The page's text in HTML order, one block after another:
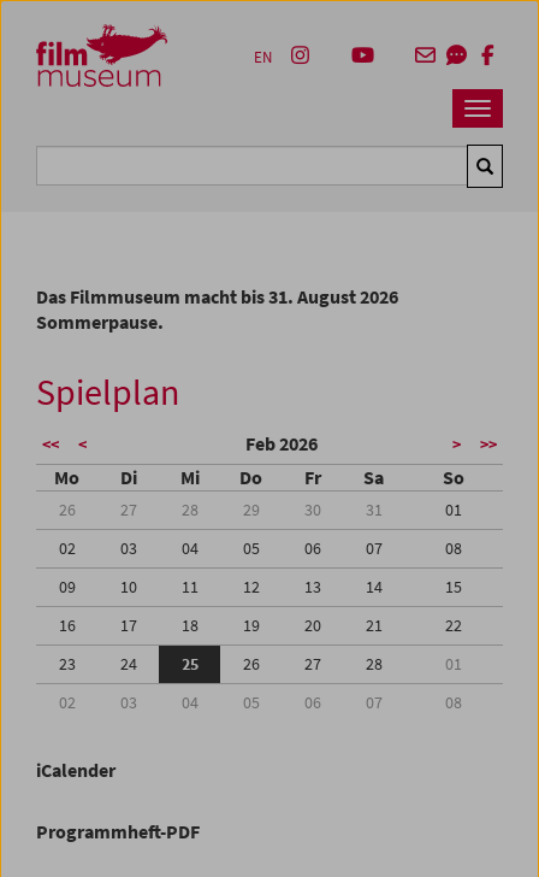
Zum Inhalt
Zum Hauptmenü
Zur Servicenavigation
Zum Suche
Navbar
EN
Das Filmmuseum macht bis 31. August 2026
Sommerpause.
Spielplan
<< < Feb 2026 > >>
Mo Di Mi Do Fr Sa So
26 27 28 29 30 31
01
02
03 04 05 06 07
08
09
10 11 12 13 14
15
16
17 18 19 20 21
22
23
24 25 26 27 28
01
02
03 04 05 06 07 08
iCalender
Programmheft-PDF